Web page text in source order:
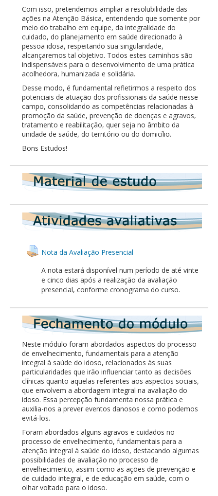
Com isso, pretendemos ampliar a resolubilidade das
ações na Atenção Básica, entendendo que somente por
meio do trabalho em equipe, da integralidade do
cuidado, do planejamento em saúde direcionado à
pessoa idosa, respeitando sua singularidade,
alcançaremos tal objetivo. Todos estes caminhos são
indispensáveis para o desenvolvimento de uma prática
acolhedora, humanizada e solidária.
Desse modo, é fundamental refletirmos a respeito dos
potenciais de atuação dos profissionais da saúde nesse
campo, consolidando as competências relacionadas à
promoção da saúde, prevenção de doenças e agravos,
tratamento e reabilitação, quer seja no âmbito da
unidade de saúde, do território ou do domicílio.
Bons Estudos!
Nota da Avaliação Presencial
A nota estará disponível num período de até vinte
e cinco dias após a realização da avaliação
presencial, conforme cronograma do curso.
Neste módulo foram abordados aspectos do processo
de envelhecimento, fundamentais para a atenção
integral à saúde do idoso, relacionados às suas
particularidades que irão influenciar tanto as decisões
clínicas quanto aquelas referentes aos aspectos sociais,
que envolvem a abordagem integral na avaliação do
idoso. Essa percepção fundamenta nossa prática e
auxilia-nos a prever eventos danosos e como podemos
evitá-los.
Foram abordados alguns agravos e cuidados no
processo de envelhecimento, fundamentais para a
atenção integral à saúde do idoso, destacando algumas
possibilidades de avaliação no processo de
envelhecimento, assim como as ações de prevenção e
de cuidado integral, e de educação em saúde, com o
olhar voltado para o idoso.